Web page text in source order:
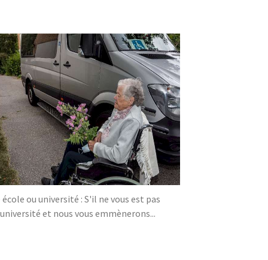
ou université : S'il ne vous est pas
et nous vous emmènerons...